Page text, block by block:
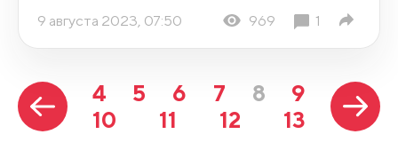
9 августа 2023, 07:50 969 1
4 5 6 7 8
9
10
11 12 13